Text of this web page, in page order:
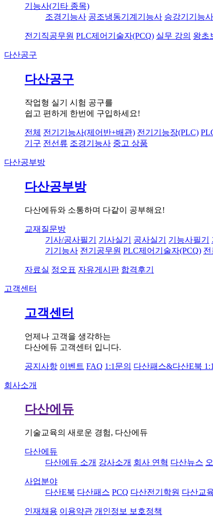
기능사(기타 종목)
조경기능사 공조냉동기계기능사 승강기기능사
전기직공무원 PLC제어기술자(PCQ) 실무 강의 왕초
다산공구
다산공구
작업형 실기 시험 공구를
쉽고 편하게 한번에 구입하세요!
전체 전기기능사(제어반+배관) 전기기능장(PLC)
기구 전선류 조경기능사 중고 상품
다산공부방
다산공부방
다산에듀와 소통하며 다같이 공부해요!
교재질문방
기사/공사필기
기사실기 공사실기 기능사필기
기기능사 전기공무원 PLC제어기술자(PCQ)
자료실 정오표 자유게시판 합격후기
고객센터
고객센터
언제나 고객을 생각하는
다산에듀 고객센터 입니다.
공지사항 이벤트 FAQ 1:1문의 다산패스&다산E북
회사소개
다산에듀
기술교육의 새로운 경험, 다산에듀
다산에듀
다산에듀 소개 강사소개 회사 연혁 다산뉴스
사업분야
다산E북 다산패스 PCQ 다산전기학원 다산교
인재채용 이용약관 개인정보 보호정책